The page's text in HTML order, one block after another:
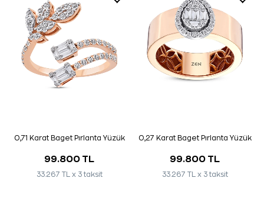
0,71 Karat Baget Pırlanta Yüzük
99.800 TL
33.267 TL x 3 taksit
0,27 Karat Baget Pırlanta Yüzük
99.800 TL
33.267 TL x 3 taksit